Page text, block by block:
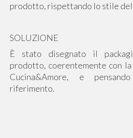
prodotto, rispettando lo stile
SOLUZIONE
È stato disegnato il
prodotto, coerentemente con la
Cucina&Amore, e
riferimento.